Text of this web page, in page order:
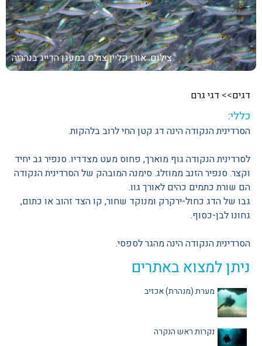
צילום: אורן קלייןצולם במעגן הדייג בנהריה
דגים>> דגי גרם
כללי:
הסרדינית הנקודה הינה דג קטן החי לרוב בלהקות.
לסרדינית הנקודה גוף מוארך, פחוס מעט מצדדיו. סנפיר גב יחיד
וקצר. סנפיר הזנב ממוזלג. סימנה המובהק של הסרדינית הנקודה
הם שורת כתמים כהים לאורך גוו.
גבו של הדג כחול-ירקרק ומנוקד שחור, קו הצד זהוב או כתום,
גחונו לבן-כסוף.
הסרדינית הנקודה הינה מהגר לספסי.
ניתן למצוא באתרים
מערת (מנהרת) אכזיב
נקרות ראש הנקרה